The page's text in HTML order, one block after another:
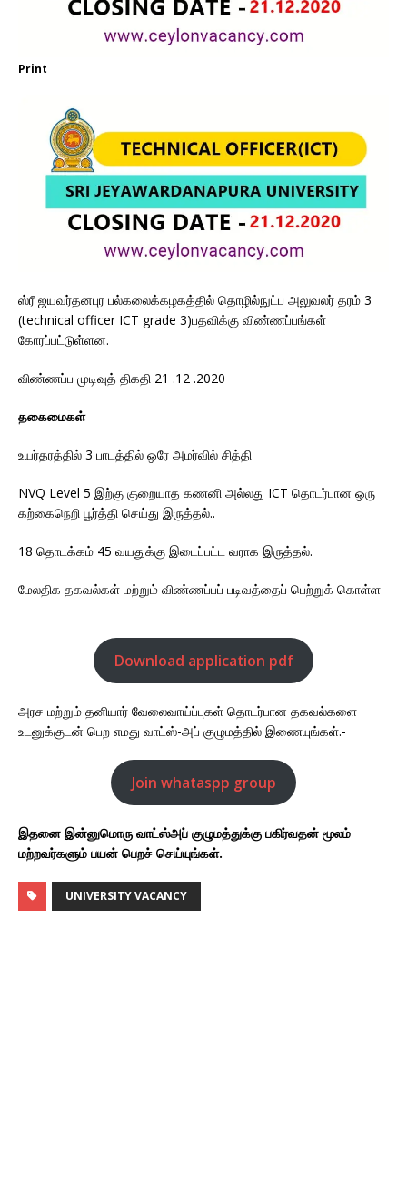
Print
ஸ்ரீ ஜயவர்தனபுர பல்கலைக்கழகத்தில் தொழில்நுட்ப அலுவலர் தரம் 3
(technical officer ICT grade 3)பதவிக்கு விண்ணப்பங்கள்
கோரப்பட்டுள்ளன.
விண்ணப்ப முடிவுத் திகதி 21 .12 .2020
தகைமைகள்
உயர்தரத்தில் 3 பாடத்தில் ஒரே அமர்வில் சித்தி
NVQ Level 5 இற்கு குறையாத கணனி அல்லது ICT தொடர்பான ஒரு
கற்கைநெறி பூர்த்தி செய்து இருத்தல்..
18 தொடக்கம் 45 வயதுக்கு இடைப்பட்ட வராக இருத்தல்.
மேலதிக தகவல்கள் மற்றும் விண்ணப்பப் படிவத்தைப் பெற்றுக் கொள்ள
–
Download application pdf
அரச மற்றும் தனியார் வேலைவாய்ப்புகள் தொடர்பான தகவல்களை
உடனுக்குடன் பெற எமது வாட்ஸ்-அப் குழுமத்தில் இணையுங்கள்.-
Join whataspp group
இதனை இன்னுமொரு வாட்ஸ்அப் குழுமத்துக்கு பகிர்வதன் மூலம்
மற்றவர்களும் பயன் பெறச் செய்யுங்கள்.
UNIVERSITY VACANCY